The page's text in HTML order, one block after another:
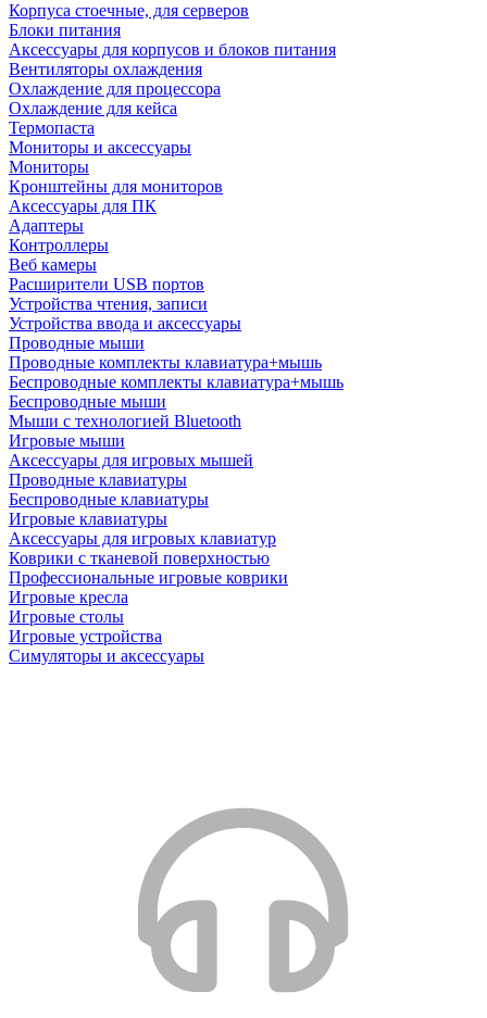
Корпуса стоечные, для серверов
Блоки питания
Аксессуары для корпусов и блоков питания
Вентиляторы охлаждения
Охлаждение для процессора
Охлаждение для кейса
Термопаста
Мониторы и аксессуары
Мониторы
Кронштейны для мониторов
Аксессуары для ПК
Адаптеры
Контроллеры
Веб камеры
Расширители USB портов
Устройства чтения, записи
Устройства ввода и аксессуары
Проводные мыши
Проводные комплекты клавиатура+мышь
Беспроводные комплекты клавиатура+мышь
Беспроводные мыши
Мыши с технологией Bluetooth
Игровые мыши
Аксессуары для игровых мышей
Проводные клавиатуры
Беспроводные клавиатуры
Игровые клавиатуры
Аксессуары для игровых клавиатур
Коврики с тканевой поверхностью
Профессиональные игровые коврики
Игровые кресла
Игровые столы
Игровые устройства
Симуляторы и аксессуары